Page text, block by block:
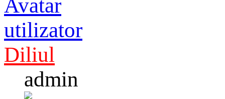
Diliul
admin